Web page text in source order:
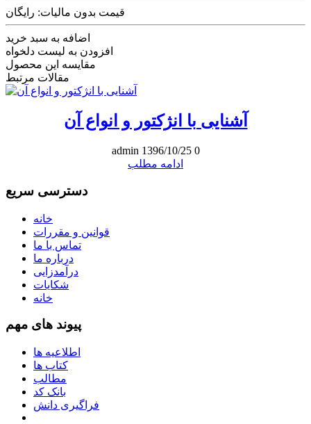
قیمت بدون مالیات: رایگان
اضافه به سبد خرید
افزودن به لیست دلخواه
مقایسه این محصول
مقالات مرتبط
آشنایی با انژکتور و انواع آن
admin 1396/10/25 0
ادامه مطلب
دسترسی سریع
خانه
قوانین و مقررات
تماس با ما
درباره ما
درآمدزایی
شکایات
خانه
پیوند های مهم
اطلاعیه ها
کتاب ها
مطالب
بانک کد
فراگیری دانش